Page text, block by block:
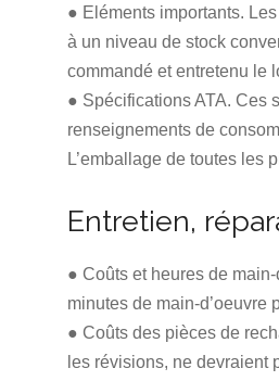
● Eléments importants.
à un niveau de stock
commandé et entretenu le
● Spécifications ATA. Ces
renseignements de
L’emballage de toutes les
Entretien,
● Coûts et heures de
minutes de main-d’oeuvre
● Coûts des pièces de
les révisions, ne devraient